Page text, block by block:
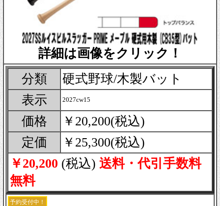
詳細は画像をクリック！
分類
硬式野球/木製バット
表示
2027cw15
価格
￥20,200(税込)
定価
￥25,300(税込)
￥20,200 (税込) 送料・代引手数料
無料
予約受付中！